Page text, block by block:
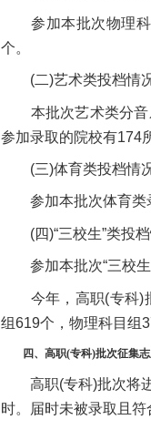
参加本批次物理科
个。
(二)艺术类投档情
本批次艺术类分音乐
参加录取的院校有174
(三)体育类投档情
参加本批次体育类录
(四)“三校生”类投档
参加本批次“三校生”
今年，高职(专科)批
组619个，物理科目组
四、高职(专科)批次征集志
高职(专科)批次将进
时。届时未被录取且符